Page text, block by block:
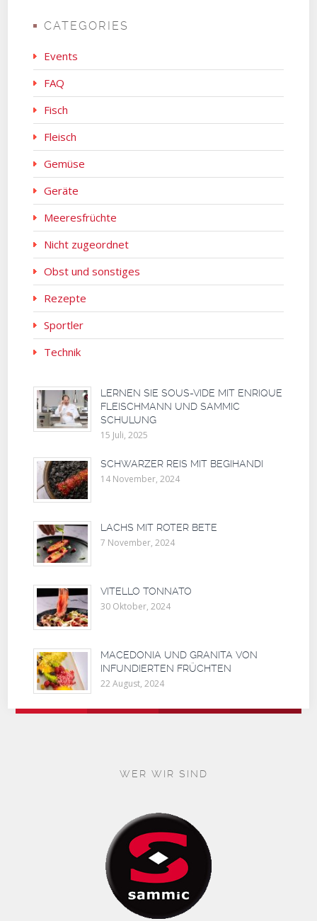
CATEGORIES
Events
FAQ
Fisch
Fleisch
Gemüse
Geräte
Meeresfrüchte
Nicht zugeordnet
Obst und sonstiges
Rezepte
Sportler
Technik
LERNEN SIE SOUS-VIDE MIT ENRIQUE
FLEISCHMANN UND SAMMIC
SCHULUNG
15 Juli, 2025
SCHWARZER REIS MIT BEGIHANDI
14 November, 2024
LACHS MIT ROTER BETE
7 November, 2024
VITELLO TONNATO
30 Oktober, 2024
MACEDONIA UND GRANITA VON
INFUNDIERTEN FRÜCHTEN
22 August, 2024
WER WIR SIND